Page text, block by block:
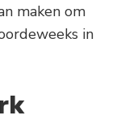
maken om
in